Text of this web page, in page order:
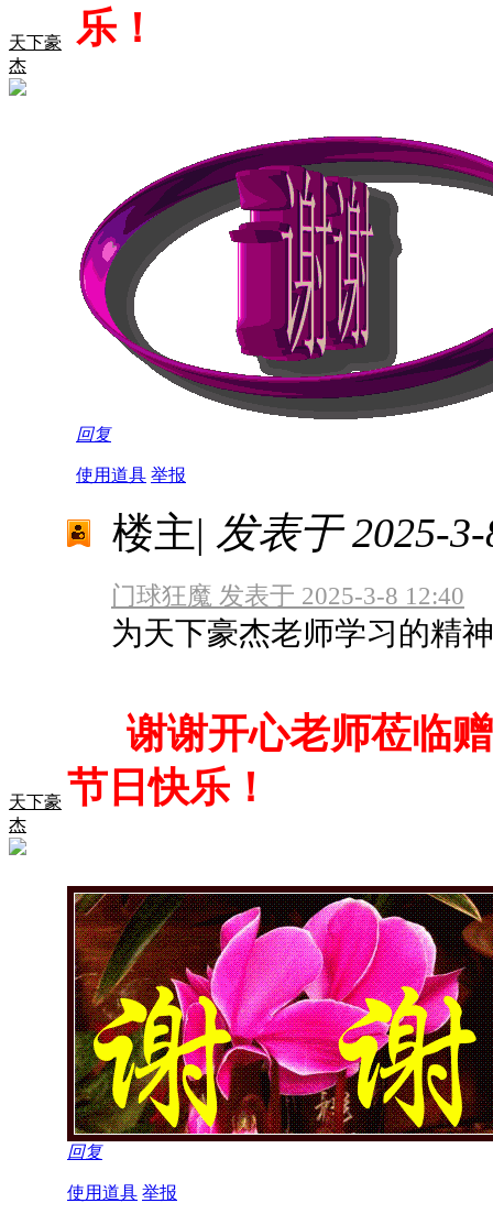
天下豪
杰
乐！
回复
使用道具 举报
天下豪
杰
楼主| 发表于 2025-
门球狂魔 发表于 2025-3-8 12:40
为天下豪杰老师学习的精
谢谢开心老师莅临赠
节日快乐！
回复
使用道具 举报